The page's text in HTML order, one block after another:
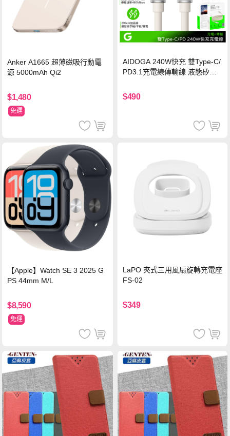
Anker A1665 超薄磁吸行動電
源 5000mAh Qi2
$1,480
免運
AIDOGA 240W快充 雙Type-C/
PD3.1充電線傳輸線 液態矽膠
機/平板/筆電
$490
【Apple】Watch SE 3 2025 G
PS 44mm M/L
$8,590
免運
LaPO 夾式三用風扇旋轉充電座
FS-02
$349